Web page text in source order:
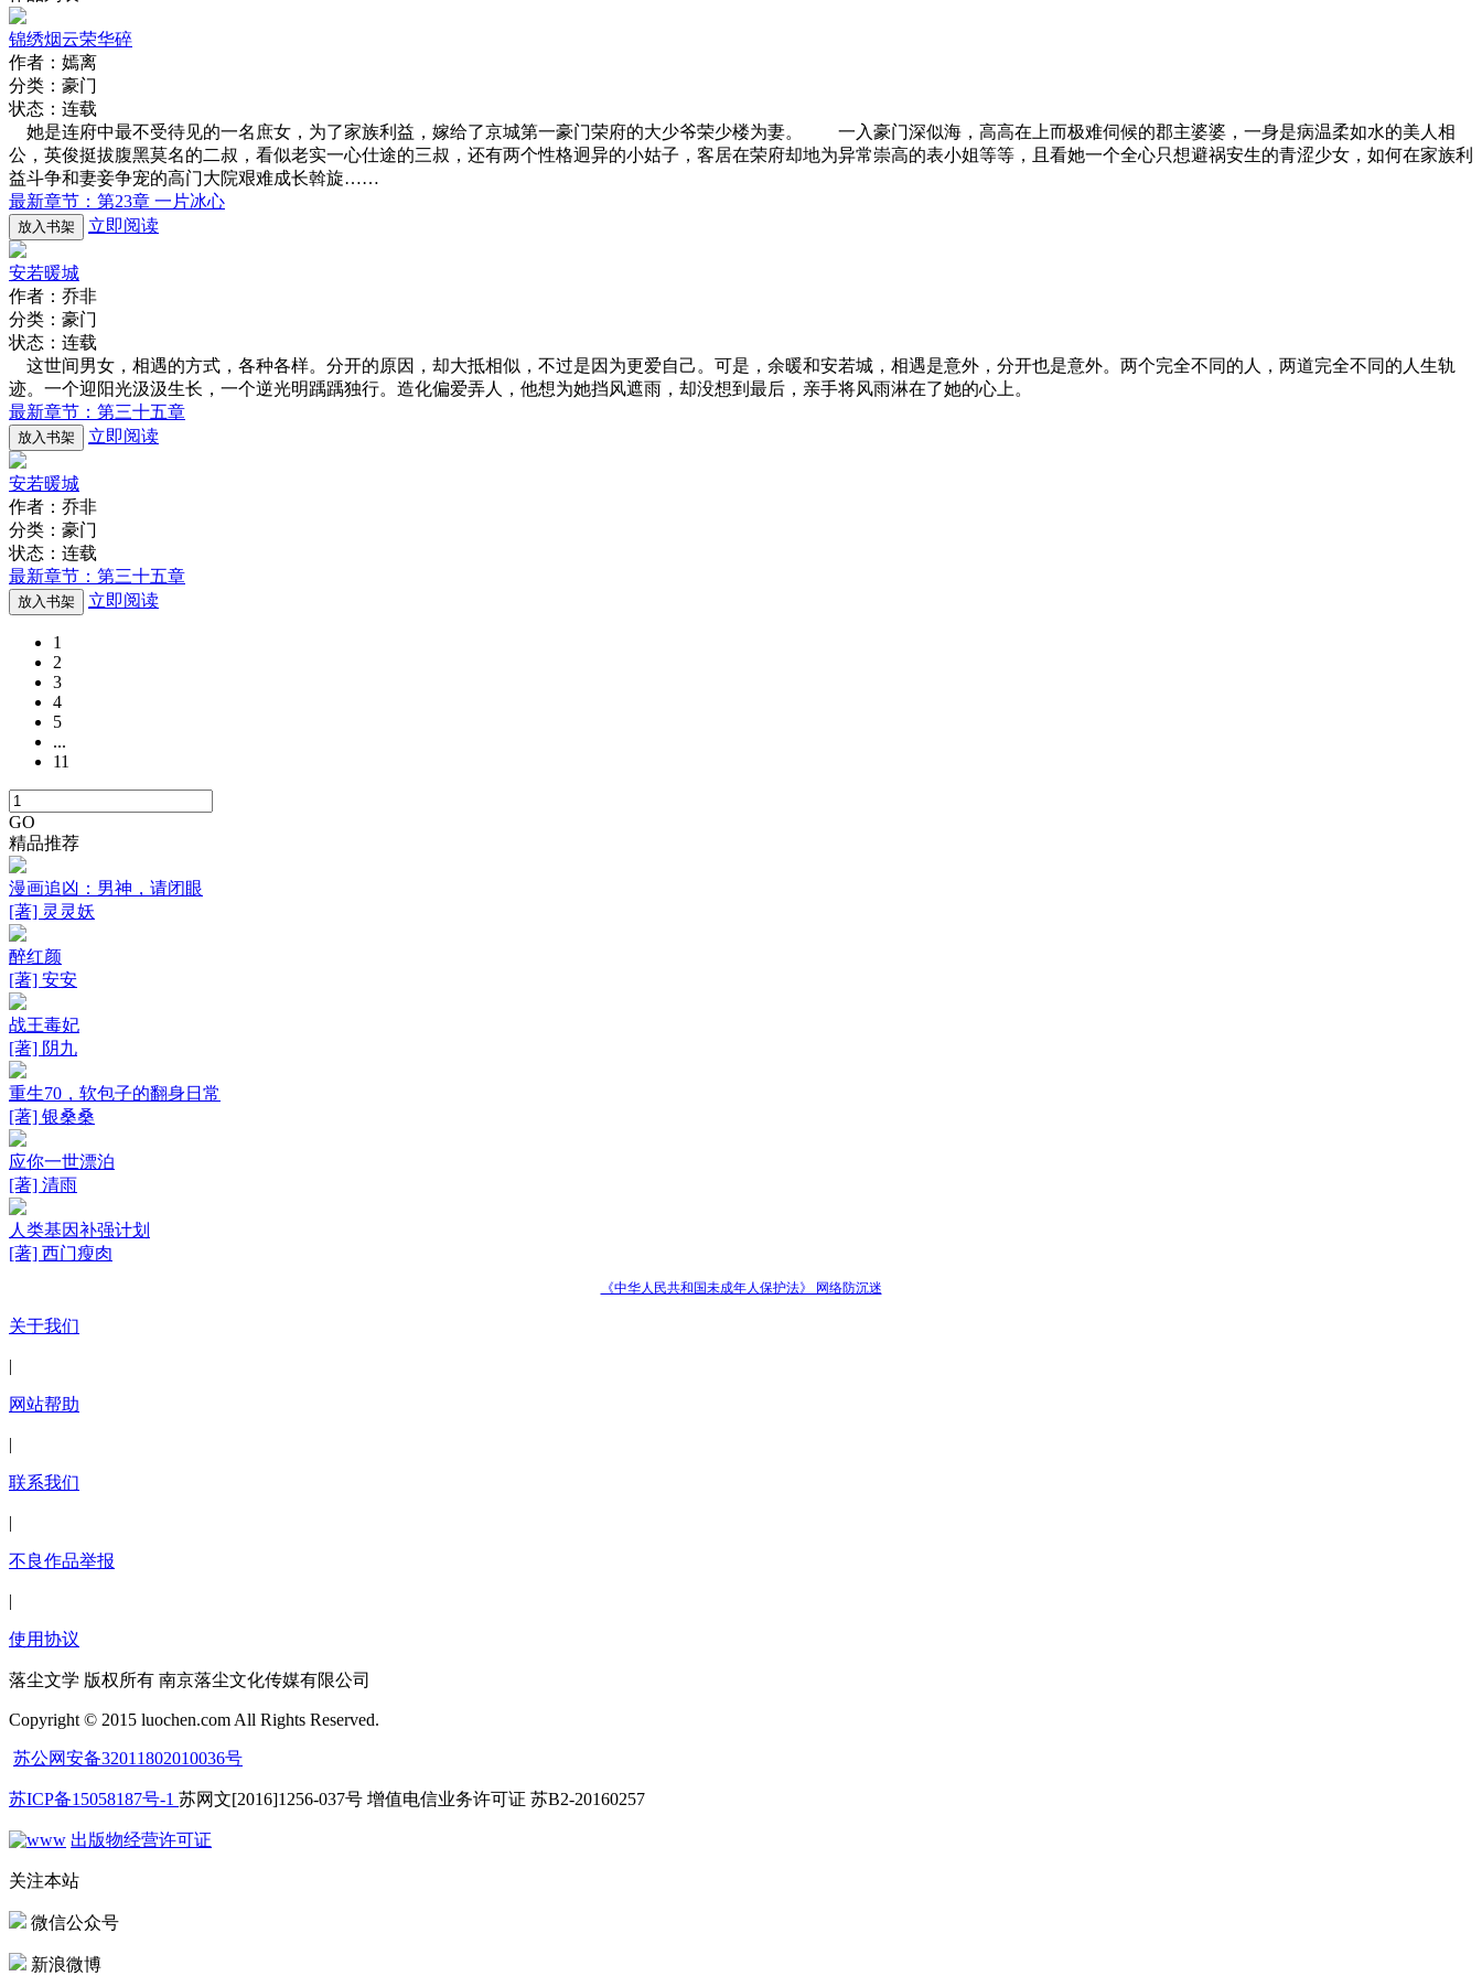
锦绣烟云荣华碎
作者：嫣离
分类：豪门
状态：连载
她是连府中最不受待见的一名庶女，为了家族利益，嫁给了京城第一豪门荣府的大少爷荣少楼为妻。 一入豪门深似海，高高在上而极难伺候的郡主婆婆，一身是病温柔如水的美人相
公，英俊挺拔腹黑莫名的二叔，看似老实一心仕途的三叔，还有两个性格迥异的小姑子，客居在荣府却地为异常崇高的表小姐等等，且看她一个全心只想避祸安生的青涩少女，如何在家族利
益斗争和妻妾争宠的高门大院艰难成长斡旋……
最新章节：第23章 一片冰心
放入书架 立即阅读
安若暖城
作者：乔非
分类：豪门
状态：连载
这世间男女，相遇的方式，各种各样。分开的原因，却大抵相似，不过是因为更爱自己。可是，余暖和安若城，相遇是意外，分开也是意外。两个完全不同的人，两道完全不同的人生轨
迹。一个迎阳光汲汲生长，一个逆光明踽踽独行。造化偏爱弄人，他想为她挡风遮雨，却没想到最后，亲手将风雨淋在了她的心上。
最新章节：第三十五章
放入书架 立即阅读
安若暖城
作者：乔非
分类：豪门
状态：连载
最新章节：第三十五章
放入书架 立即阅读
1
2
3
4
5
...
11
GO
精品推荐
漫画追凶：男神，请闭眼
[著] 灵灵妖
醉红颜
[著] 安安
战王毒妃
[著] 阴九
重生70，软包子的翻身日常
[著] 银桑桑
应你一世漂泊
[著] 清雨
人类基因补强计划
[著] 西门瘦肉
《中华人民共和国未成年人保护法》 网络防沉迷
关于我们
|
网站帮助
|
联系我们
|
不良作品举报
|
使用协议
落尘文学 版权所有 南京落尘文化传媒有限公司
Copyright © 2015 luochen.com All Rights Reserved.
苏公网安备32011802010036号
苏ICP备15058187号-1 苏网文[2016]1256-037号 增值电信业务许可证 苏B2-20160257
出版物经营许可证
关注本站
微信公众号
新浪微博